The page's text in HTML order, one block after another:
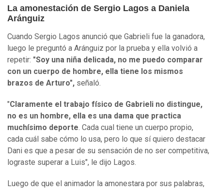
La amonestación de Sergio Lagos a Daniela
Aránguiz
Cuando Sergio Lagos anunció que Gabrieli fue la ganadora,
luego le preguntó a Aránguiz por la prueba y ella volvió a
repetir: "Soy una niña delicada, no me puedo comparar
con un cuerpo de hombre, ella tiene los mismos
brazos de Arturo", señaló.
"Claramente el trabajo físico de Gabrieli no distingue,
no es un hombre, ella es una dama que practica
muchísimo deporte. Cada cual tiene un cuerpo propio,
cada cuál sabe cómo lo usa, pero lo que sí quiero destacar
Dani es que a pesar de su sensación de no ser competitiva,
lograste superar a Luis", le dijo Lagos.
Luego de que el animador la amonestara por sus palabras,